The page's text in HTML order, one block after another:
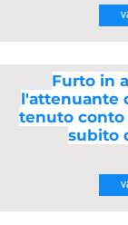
Furto in
l'attenuante
tenuto conto
subito